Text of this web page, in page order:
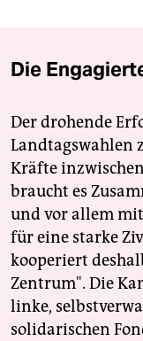
Die
Der drohende
Landtagswahlen
Kräfte
braucht es
und vor allem
für eine starke
kooperiert
Zentrum". Die
linke,
solidarischen